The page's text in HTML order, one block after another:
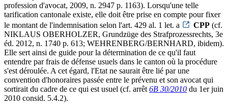
profession d'avocat, 2009, n. 2947 p. 1163). Lorsqu'une telle
tarification cantonale existe, elle doit être prise en compte pour fixer
le montant de l'indemnisation selon l'art. 429 al. 1 let. a
CPP (cf.
NIKLAUS OBERHOLZER, Grundzüge des Strafprozessrechts, 3e
éd. 2012, n. 1740 p. 613; WEHRENBERG/BERNHARD, ibidem).
Elle sert ainsi de guide pour la détermination de ce qu'il faut
entendre par frais de défense usuels dans le canton où la procédure
s'est déroulée. A cet égard, l'Etat ne saurait être lié par une
convention d'honoraires passée entre le prévenu et son avocat qui
sortirait du cadre de ce qui est usuel (cf. arrêt 6B 30/2010 du 1er juin
2010 consid. 5.4.2).